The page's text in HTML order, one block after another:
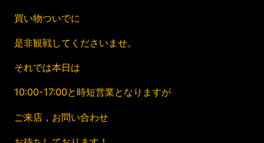
買い物ついでに
是非観戦してくださいませ。
それでは本日は
10:00-17:00と時短営業となりますが
ご来店，お問い合わせ